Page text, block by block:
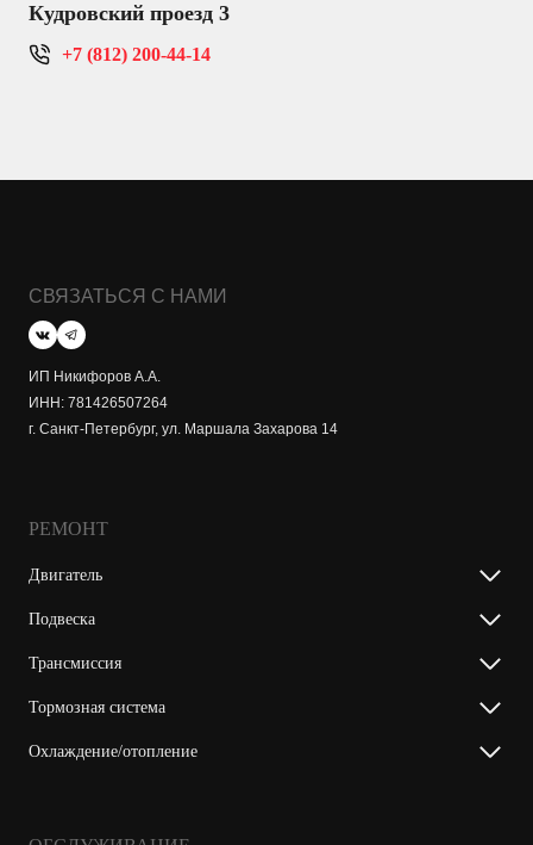
Кудровский проезд 3
+7 (812) 200-44-14
СВЯЗАТЬСЯ С НАМИ
ИП Никифоров А.А.
ИНН: 781426507264
г. Санкт-Петербург, ул. Маршала Захарова 14
РЕМОНТ
Двигатель
Подвеска
Трансмиссия
Тормозная система
Охлаждение/отопление